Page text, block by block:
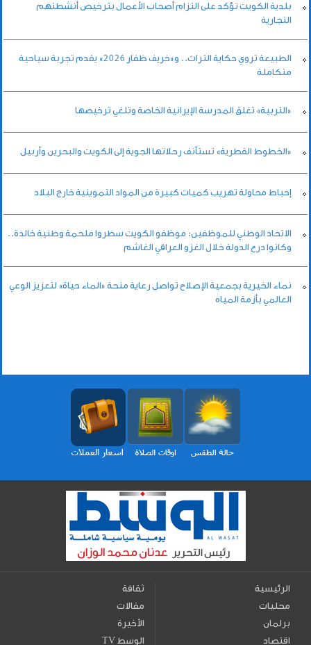
بلدية الكويت تؤكد على التزام أصحاب الأعمال بترخيص أنشطتهم
التجارية
الطبيعة تروي حكاية التراث.. و«خريف ظفار 2026» يقدم تجربة سياحية
متكاملة
«التربية» تغلق المدرسة الإيرانية الخاصة وتلغي ترخيصها
«الخطوط القطرية» تستأنف رحلاتها الجوية إلى الكويت والبحرين وأربيل
إحباط محاولة تهريب كميات كبيرة من المواد التموينية خارج البلاد
الاتحاد الوطني للموظفين: موظفو الكويت سطروا ملحمة وطنية خالدة..
وكانوا درع الدولة خلال الغزو العراقي الغاشم
نماء الخيرية بجمعية الإصلاح تواصل رعاية منحة «الماء حياة» لتعزيز الوعي
العالمي بأزمة المياه
الرئيسية
محليات
برلمان
اقتصاد
ثقافة
مقالات
الأخيرة
TV الوسط